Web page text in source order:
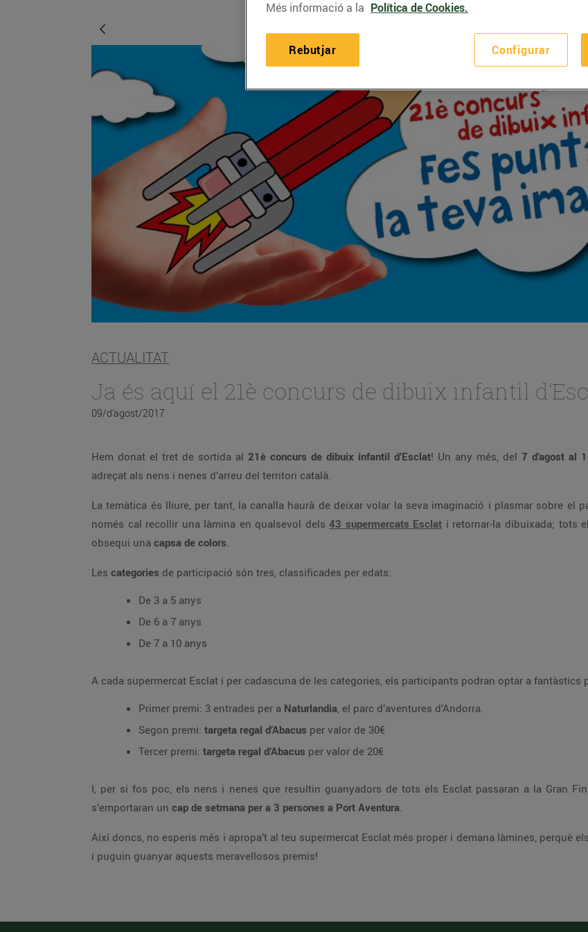
ACTUALITAT
Ja és aquí el 21è concurs de dibuix infantil
09/d’agost/2017
Hem donat el tret de sortida al 21è concurs de dibuix infantil d’Esclat! Un any més, del 7 d’agost al
adreçat als nens i nenes d’arreu del territori català.
La temàtica és lliure, per tant, la canalla haurà de deixar volar la seva imaginació i plasmar sobre el
només cal recollir una làmina en qualsevol dels 43 supermercats Esclat i retornar-la dibuixada; tots
obsequi una capsa de colors.
Les categories de participació són tres, classificades per edats:
De 3 a 5 anys
De 6 a 7 anys
De 7 a 10 anys
A cada supermercat Esclat i per cadascuna de les categories, els participants podran optar a fantàstics
Primer premi: 3 entrades per a Naturlandia, el parc d’aventures d’Andorra.
Segon premi: targeta regal d’Abacus per valor de 30€
Tercer premi: targeta regal d’Abacus per valor de 20€
I, per si fos poc, els nens i nenes que resultin guanyadors de tots els Esclat passaran a la Gran
s’emportaran un cap de setmana per a 3 persones a Port Aventura.
Així doncs, no esperis més i apropa’t al teu supermercat Esclat més proper i demana làmines, perquè els
i puguin guanyar aquests meravellosos premis!
Més informació a la Política de Cookies.
Configurar
Rebutjar